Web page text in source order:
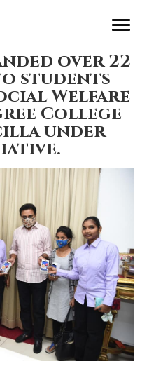
over 22
students
Welfare
College
under